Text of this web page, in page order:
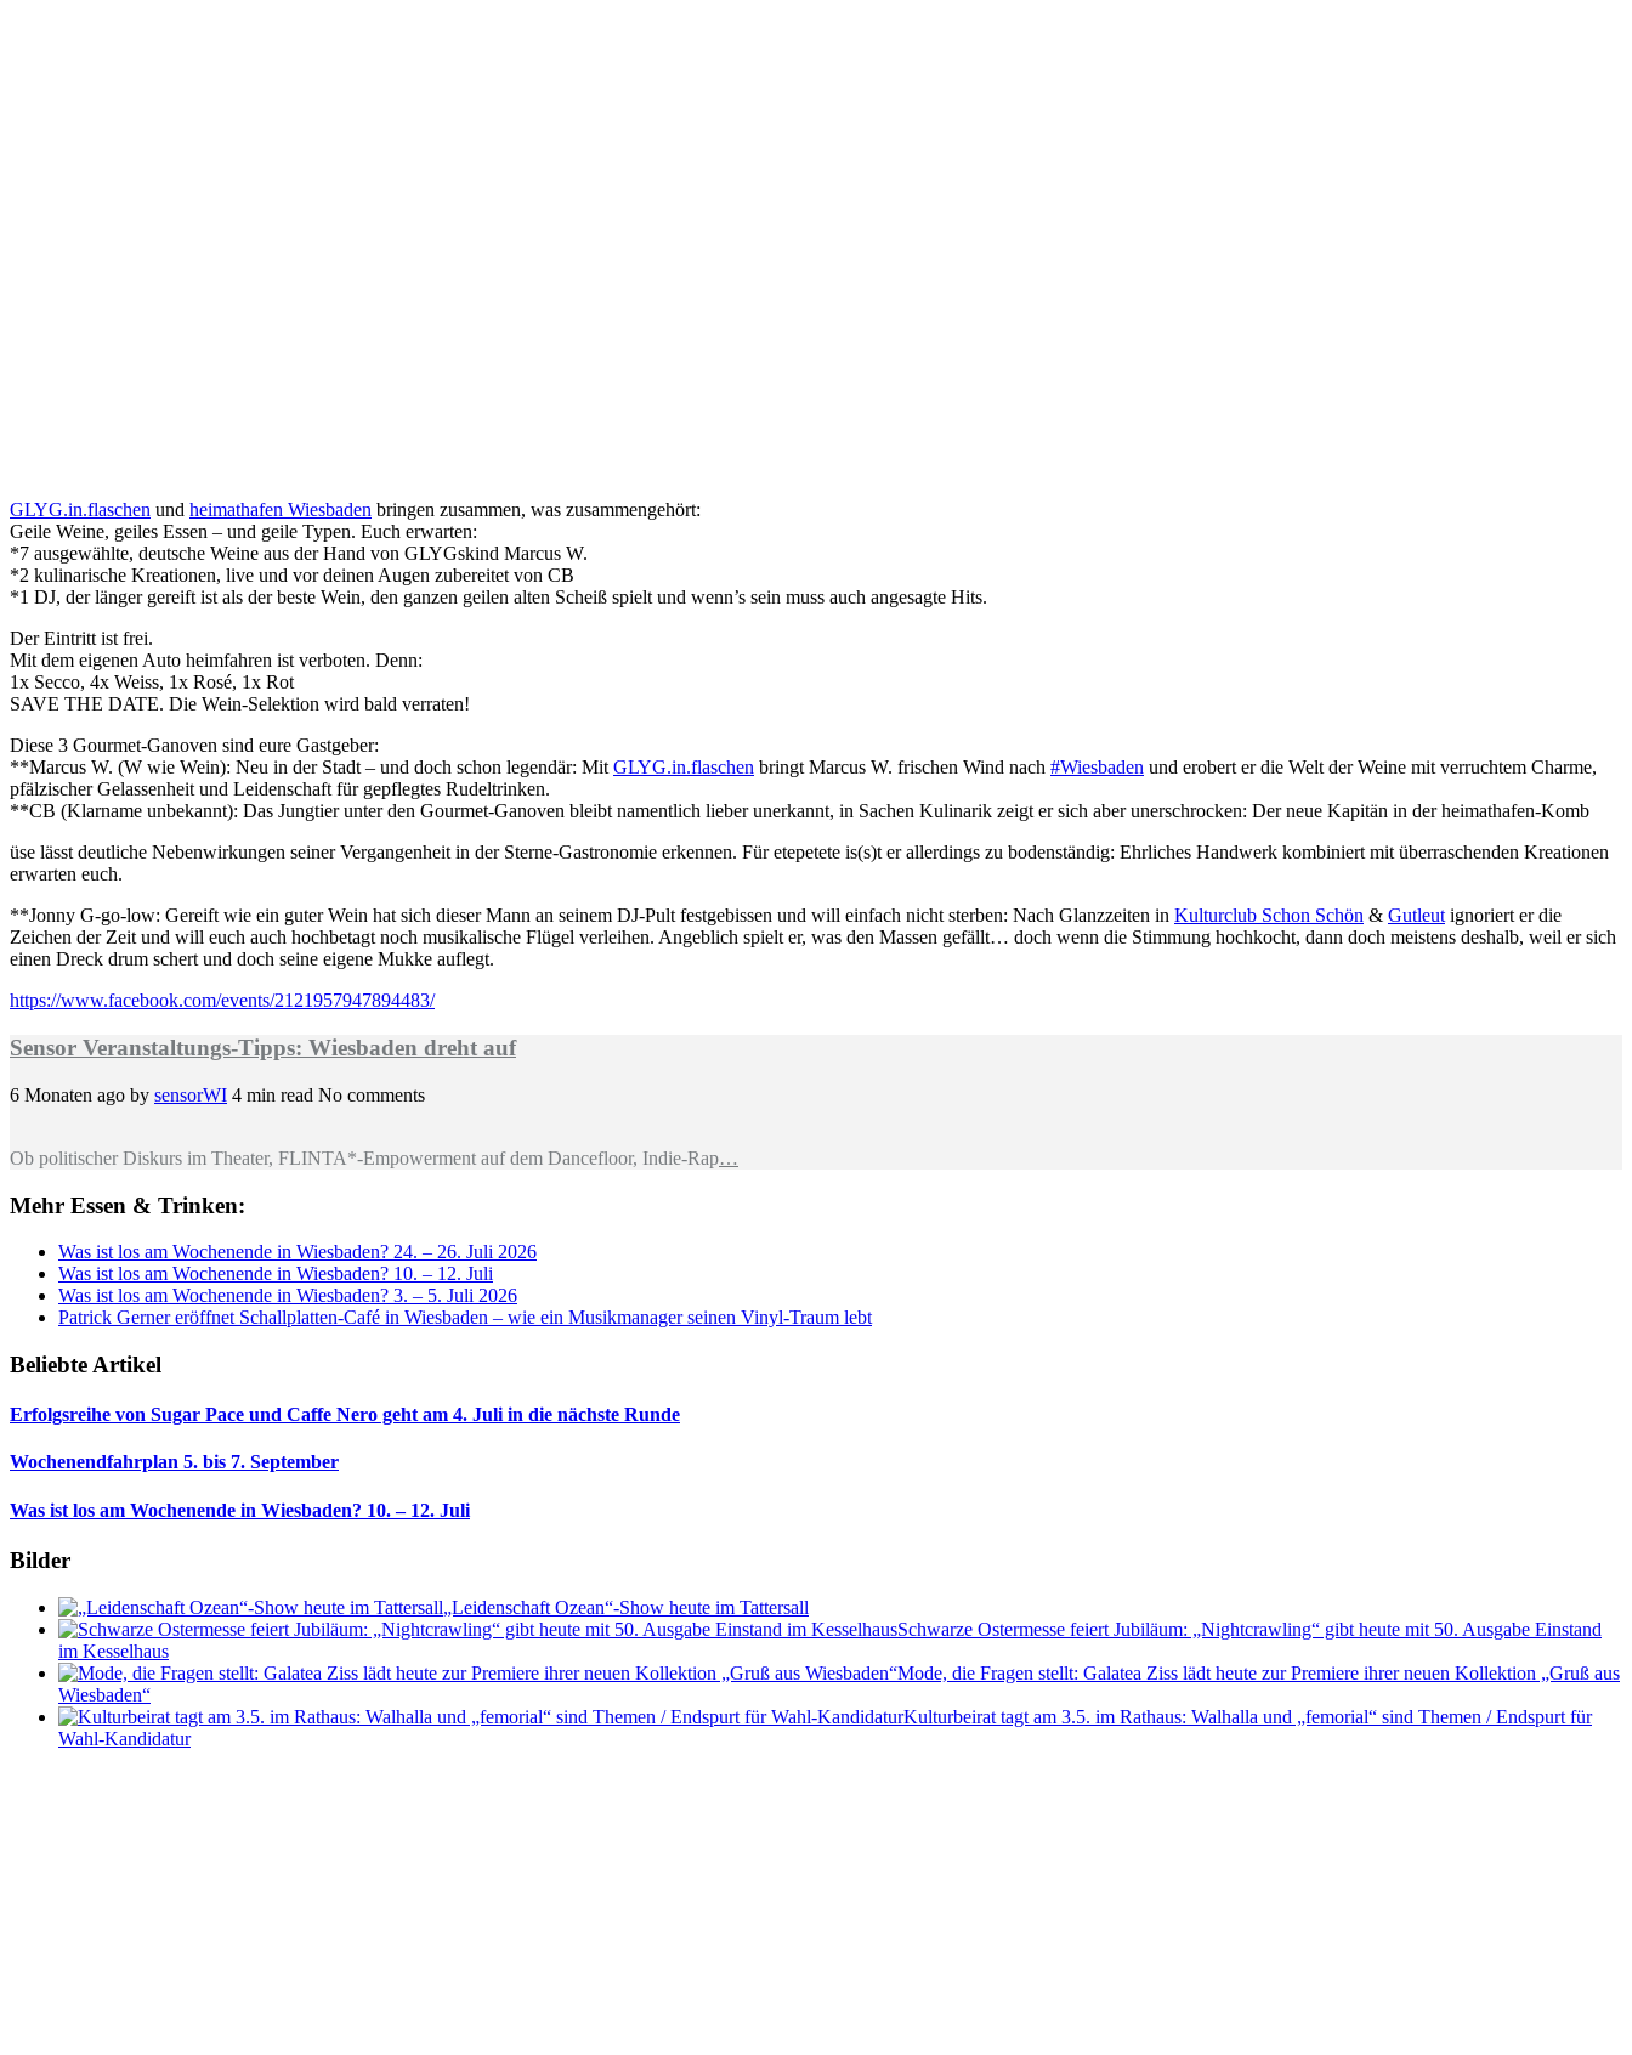
GLYG.in.flaschen und heimathafen Wiesbaden bringen zusammen, was zusammengehört:
Geile Weine, geiles Essen – und geile Typen. Euch erwarten:
*7 ausgewählte, deutsche Weine aus der Hand von GLYGskind Marcus W.
*2 kulinarische Kreationen, live und vor deinen Augen zubereitet von CB
*1 DJ, der länger gereift ist als der beste Wein, den ganzen geilen alten Scheiß spielt und wenn’s sein muss auch angesagte Hits.
Der Eintritt ist frei.
Mit dem eigenen Auto heimfahren ist verboten. Denn:
1x Secco, 4x Weiss, 1x Rosé, 1x Rot
SAVE THE DATE. Die Wein-Selektion wird bald verraten!
Diese 3 Gourmet-Ganoven sind eure Gastgeber:
**Marcus W. (W wie Wein): Neu in der Stadt – und doch schon legendär: Mit GLYG.in.flaschen bringt Marcus W. frischen Wind nach #Wiesbaden und erobert er die Welt der Weine mit verruchtem Charme,
pfälzischer Gelassenheit und Leidenschaft für gepflegtes Rudeltrinken.
**CB (Klarname unbekannt): Das Jungtier unter den Gourmet-Ganoven bleibt namentlich lieber unerkannt, in Sachen Kulinarik zeigt er sich aber unerschrocken: Der neue Kapitän in der heimathafen-Komb
üse lässt deutliche Nebenwirkungen seiner Vergangenheit in der Sterne-Gastronomie erkennen. Für etepetete is(s)t er allerdings zu bodenständig: Ehrliches Handwerk kombiniert mit überraschenden Kreationen
erwarten euch.
**Jonny G-go-low: Gereift wie ein guter Wein hat sich dieser Mann an seinem DJ-Pult festgebissen und will einfach nicht sterben: Nach Glanzzeiten in Kulturclub Schon Schön & Gutleut ignoriert er die
Zeichen der Zeit und will euch auch hochbetagt noch musikalische Flügel verleihen. Angeblich spielt er, was den Massen gefällt… doch wenn die Stimmung hochkocht, dann doch meistens deshalb, weil er sich
einen Dreck drum schert und doch seine eigene Mukke auflegt.
https://www.facebook.com/events/2121957947894483/
Sensor Veranstaltungs-Tipps: Wiesbaden dreht auf
6 Monaten ago by sensorWI 4 min read No comments
Ob politischer Diskurs im Theater, FLINTA*-Empowerment auf dem Dancefloor, Indie-Rap…
Mehr Essen & Trinken:
Was ist los am Wochenende in Wiesbaden? 24. – 26. Juli 2026
Was ist los am Wochenende in Wiesbaden? 10. – 12. Juli
Was ist los am Wochenende in Wiesbaden? 3. – 5. Juli 2026
Patrick Gerner eröffnet Schallplatten-Café in Wiesbaden – wie ein Musikmanager seinen Vinyl-Traum lebt
Beliebte Artikel
Erfolgsreihe von Sugar Pace und Caffe Nero geht am 4. Juli in die nächste Runde
Wochenendfahrplan 5. bis 7. September
Was ist los am Wochenende in Wiesbaden? 10. – 12. Juli
Bilder
„Leidenschaft Ozean“-Show heute im Tattersall
Schwarze Ostermesse feiert Jubiläum: „Nightcrawling“ gibt heute mit 50. Ausgabe Einstand
im Kesselhaus
Mode, die Fragen stellt: Galatea Ziss lädt heute zur Premiere ihrer neuen Kollektion „Gruß aus
Wiesbaden“
Kulturbeirat tagt am 3.5. im Rathaus: Walhalla und „femorial“ sind Themen / Endspurt für
Wahl-Kandidatur